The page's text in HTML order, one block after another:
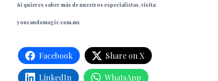
Si quieres saber más de nuestros especialistas, visita:
youcandomagic.com.mx
Facebook Share on X
LinkedIn WhatsApp